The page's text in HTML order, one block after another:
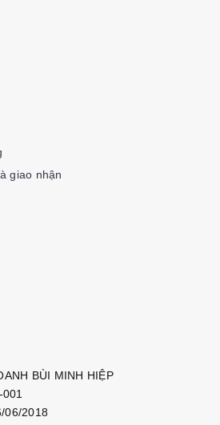
giao nhận
BÙI MINH HIỆP
06/2018